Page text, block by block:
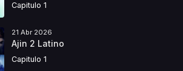
Capitulo 1
21 Abr 2026
Ajin 2 Latino
Capitulo 1